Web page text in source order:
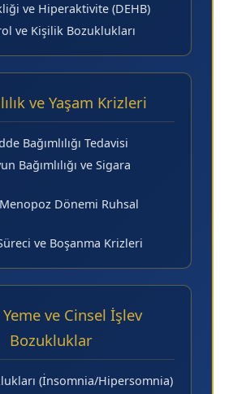
ve Hiperaktivite (DEHB)
ve Kişilik Bozuklukları
ve Yaşam Krizleri
Bağımlılığı Tedavisi
Bağımlılığı ve Sigara
Dönemi Ruhsal
ve Boşanma Krizleri
ve Cinsel İşlev
Bozukluklar
(İnsomnia/Hipersomnia)